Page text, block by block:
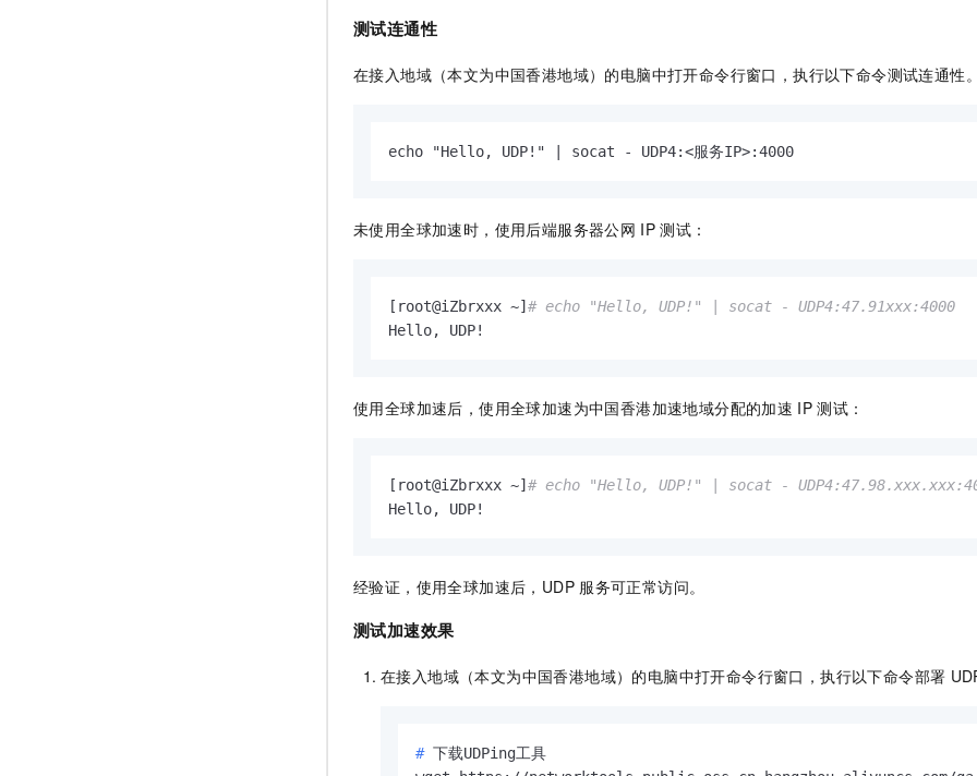
测试连通性
在接入地域（本文为中国香港地域）的电脑中打开命令行窗口，执行以下命令测试连通性
echo "Hello, UDP!" | socat - UDP4:<服务IP>:4000
未使用全球加速时，使用后端服务器公网 IP 测试：
[root@iZbrxxx ~] # echo "Hello, UDP!" | socat - UDP4:47.91xxx:4000
Hello, UDP!
使用全球加速后，使用全球加速为中国香港加速地域分配的加速 IP 测试：
[root@iZbrxxx ~] # echo "Hello, UDP!" | socat -
Hello, UDP!
经验证，使用全球加速后，UDP 服务可正常访问。
测试加速效果
在接入地域（本文为中国香港地域）的电脑中打开命令行窗口，执行以下命令部署
# 下载UDPing工具